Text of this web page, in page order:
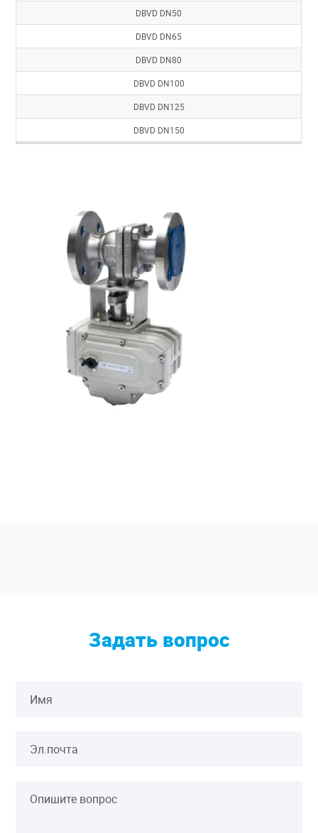
DBVD DN50
DBVD DN65
DBVD DN80
DBVD DN100
DBVD DN125
DBVD DN150
Задать вопрос